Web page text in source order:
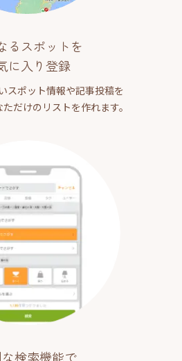
るスポットを
に入り登録
スポット情報や記事投稿を
だけのリストを作れます。
検索機能で